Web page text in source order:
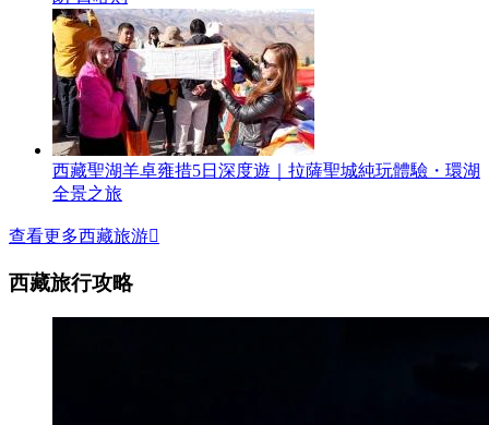
西藏聖湖羊卓雍措5日深度遊｜拉薩聖城純玩體驗・環湖
全景之旅
查看更多西藏旅游
西藏旅行攻略